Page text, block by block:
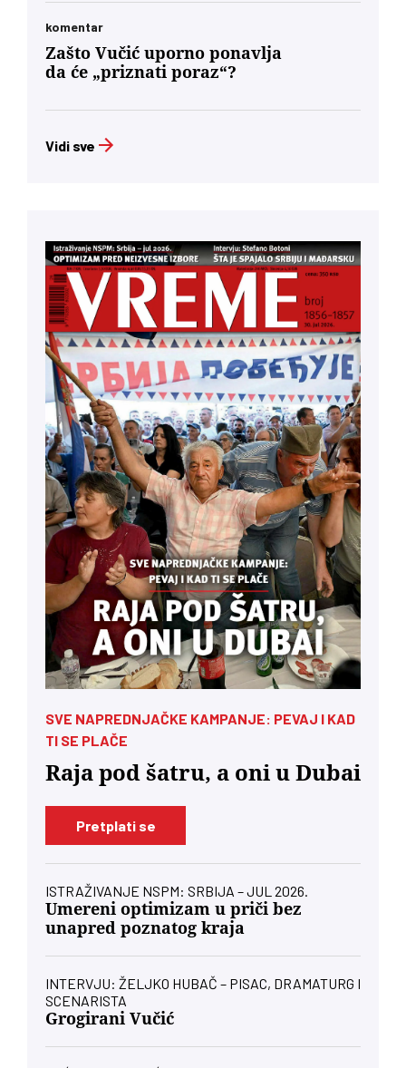
komentar
Zašto Vučić uporno ponavlja
da će „priznati poraz“?
Vidi sve
SVE NAPREDNJAČKE KAMPANJE: PEVAJ I KAD
TI SE PLAČE
Raja pod šatru, a oni u Dubai
Pretplati se
ISTRAŽIVANJE NSPM: SRBIJA – JUL 2026.
Umereni optimizam u priči bez
unapred poznatog kraja
INTERVJU: ŽELJKO HUBAČ – PISAC, DRAMATURG I
SCENARISTA
Grogirani Vučić